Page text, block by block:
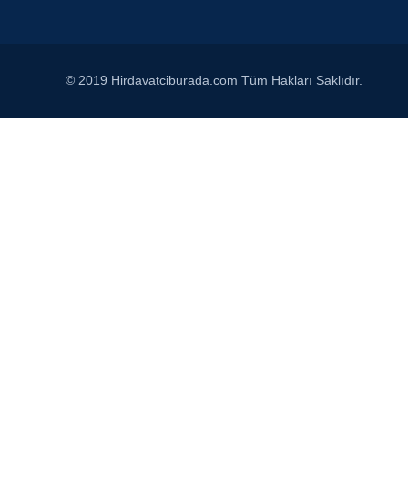
© 2019 Hirdavatciburada.com Tüm Hakları Saklıdır.